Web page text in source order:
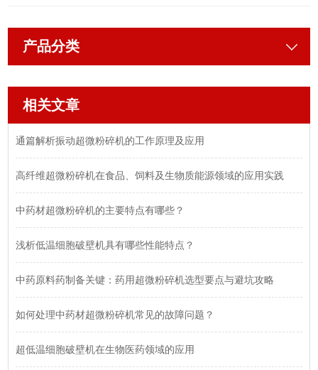
产品分类
相关文章
通篇解析振动超微粉碎机的工作原理及应用
高纤维超微粉碎机在食品、饲料及生物质能源领域的应用实践
中药材超微粉碎机的主要特点有哪些？
浅析低温细胞破壁机具有哪些性能特点？
中药原料药制备关键：药用超微粉碎机选型要点与避坑攻略
如何处理中药材超微粉碎机常见的故障问题？
超低温细胞破壁机在生物医药领域的应用